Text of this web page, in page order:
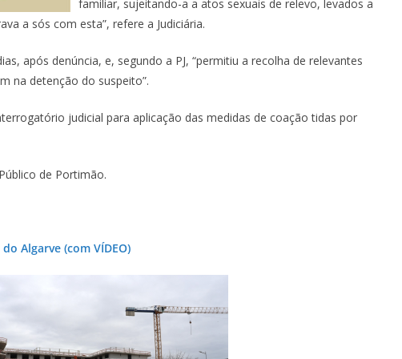
familiar, sujeitando-a a atos sexuais de relevo, levados a
a sós com esta”, refere a Judiciária.
após denúncia, e, segundo a PJ, “permitiu a recolha de relevantes
na detenção do suspeito”.
judicial para aplicação das medidas de coação tidas por
de Portimão.
Algarve (com VÍDEO)